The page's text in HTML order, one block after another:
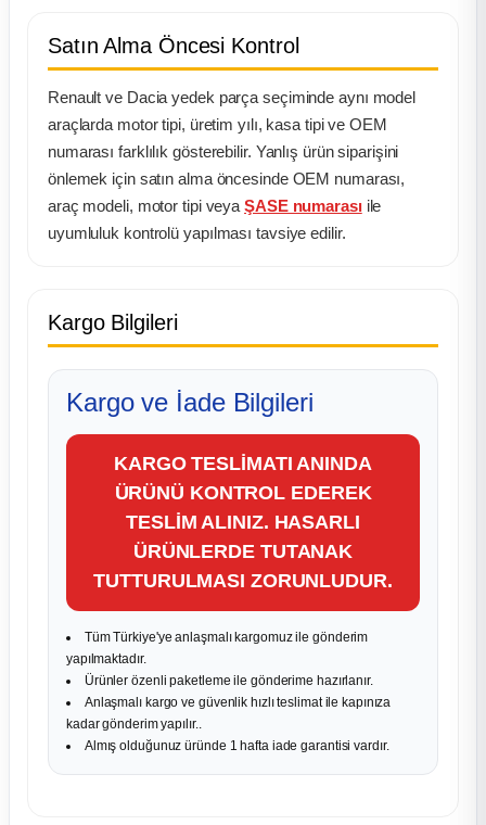
Satın Alma Öncesi Kontrol
Renault ve Dacia yedek parça seçiminde aynı model
araçlarda motor tipi, üretim yılı, kasa tipi ve OEM
numarası farklılık gösterebilir. Yanlış ürün siparişini
önlemek için satın alma öncesinde OEM numarası,
araç modeli, motor tipi veyaŞASE numarasıile
uyumluluk kontrolü yapılması tavsiye edilir.
Kargo Bilgileri
Kargo ve İade Bilgileri
KARGO TESLİMATI ANINDA
ÜRÜNÜ KONTROL EDEREK
TESLİM ALINIZ. HASARLI
ÜRÜNLERDE TUTANAK
TUTTURULMASI ZORUNLUDUR.
Tüm Türkiye'ye anlaşmalı kargomuz ile gönderim
yapılmaktadır.
Ürünler özenli paketleme ile gönderime hazırlanır.
Anlaşmalı kargo ve güvenlik hızlı teslimat ile kapınıza
kadar gönderim yapılır..
Almış olduğunuz üründe 1 hafta iade garantisi vardır.